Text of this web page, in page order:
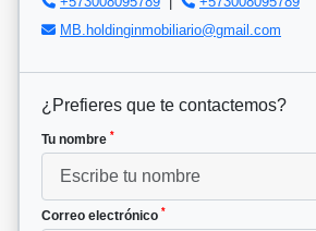
MB.holdinginmobiliario@gmail.com
¿Prefieres que te contactemos?
Tu nombre *
Correo electrónico *